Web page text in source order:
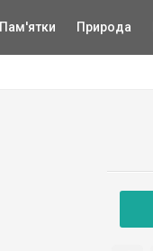
Пам'ятки Природа